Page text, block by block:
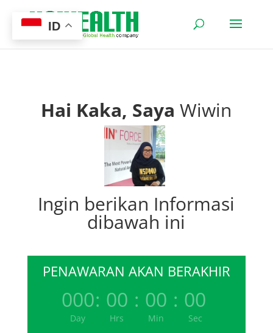
Hai Kaka, SayaWiwin
Ingin berikan Informasi
dibawah ini
PENAWARAN AKAN BERAKHIR
000
Day
: 00
Hrs
: 00
Min
: 00
Sec
ID